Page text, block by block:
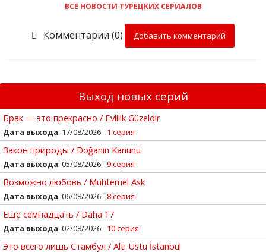
ВСЕ НОВОСТИ ТУРЕЦКИХ СЕРИАЛОВ
Комментарии (0) Добавить комментарий
Выход новых серий
Брак — это прекрасно / Evlilik Güzeldir
Дата выхода: 17/08/2026 - 1 серия
Закон природы / Doğanın Kanunu
Дата выхода: 05/08/2026 -9 серия
Возможно любовь / Muhtemel Ask
Дата выхода: 06/08/2026 - 8 серия
Ещё семнадцать / Daha 17
Дата выхода: 02/08/2026 - 10 серия
Это всего лишь Стамбул / Altı Ustu İstanbul